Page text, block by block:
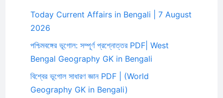
Today Current Affairs in Bengali | 7 August
2026
পশ্চিমবঙ্গের ভূগোল: সম্পূর্ণ প্রশ্নোত্তর PDF| West
Bengal Geography GK in Bengali
বিশ্বের ভূগোল সাধারণ জ্ঞান PDF | (World
Geography GK in Bengali)